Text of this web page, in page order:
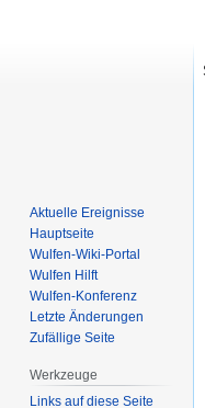
Aktuelle Ereignisse
Hauptseite
Wulfen-Wiki-Portal
Wulfen Hilft
Wulfen-Konferenz
Letzte Änderungen
Zufällige Seite
Werkzeuge
Links auf diese Seite